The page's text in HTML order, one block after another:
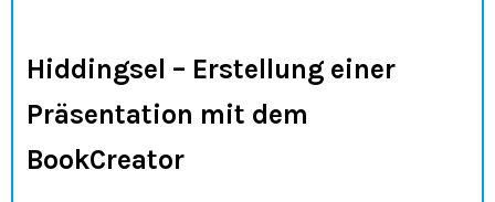
Hiddingsel – Erstellung einer
Präsentation mit dem
BookCreator